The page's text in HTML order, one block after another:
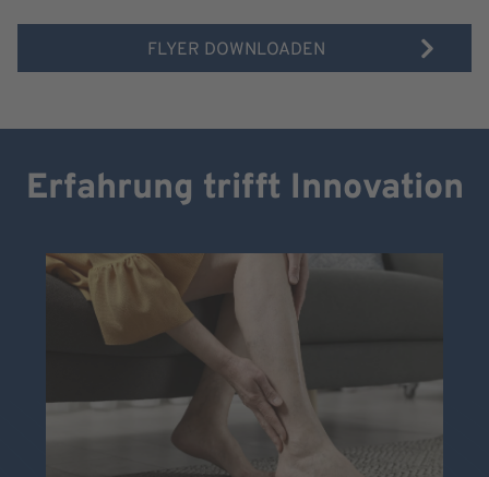
FLYER DOWNLOADEN
Erfahrung trifft Innovation